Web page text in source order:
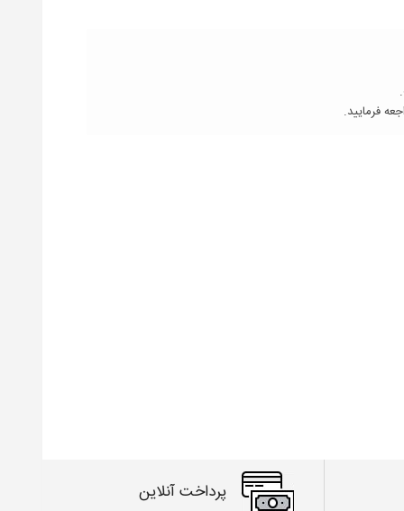
فرمایید.
پرداخت آنلاین